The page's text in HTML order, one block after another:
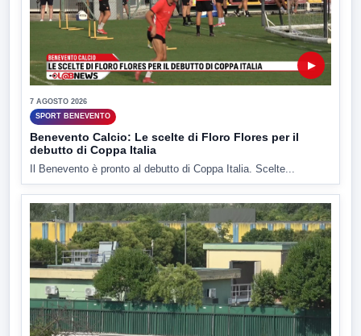
▶
7 AGOSTO 2026
SPORT BENEVENTO
Benevento Calcio: Le scelte di Floro Flores per il
debutto di Coppa Italia
Il Benevento è pronto al debutto di Coppa Italia. Scelte...